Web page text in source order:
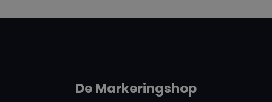
De Markeringshop